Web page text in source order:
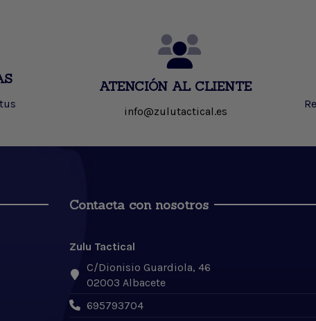
ATENCIÓN AL CLIENTE
info@zulutactical.es
Contacta con nosotros
Zulu Tactical
C/Dionisio Guardiola, 46
02003 Albacete
695793704